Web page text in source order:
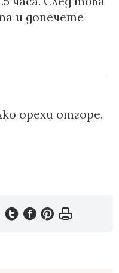
и допечете
орехи отгоре.